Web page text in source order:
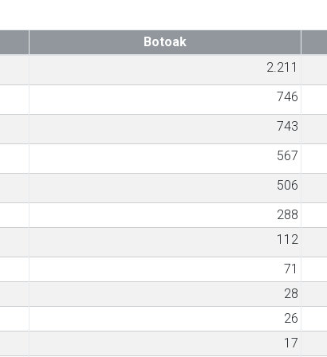
Botoak
2.211
746
743
567
506
288
112
71
28
26
17